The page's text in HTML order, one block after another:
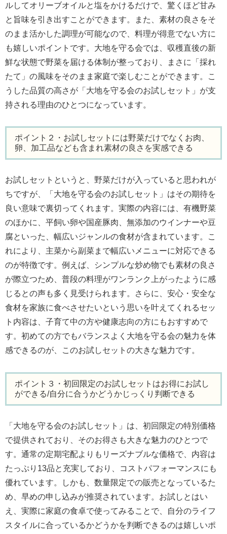
ルしてオリーブオイルと塩をかけるだけで、驚くほど甘み
と旨味を引き出すことができます。また、素材の良さをそ
のまま活かした調理が可能なので、料理が得意でない方に
も嬉しいポイントです。大地を守る会では、収穫直後の新
鮮な状態で野菜を届ける体制が整っており、まさに「採れ
たて」の風味をそのまま家庭で楽しむことができます。こ
うした品質の高さが「大地を守る会のお試しセット」が支
持される理由のひとつになっています。
ポイント２・お試しセットには野菜だけでなくお肉、
卵、加工品なども含まれ素材の良さを実感できる
お試しセットというと、野菜だけが入っていると思われが
ちですが、「大地を守る会のお試しセット」はその期待を
良い意味で裏切ってくれます。実際の内容には、有機野菜
のほかに、平飼い卵や国産豚肉、無添加のウインナーや豆
腐といった、幅広いジャンルの食材が含まれています。こ
れにより、主菜から副菜まで幅広いメニューに対応できる
のが特徴です。例えば、シンプルな炒め物でも素材の良さ
が際立つため、普段の料理がワンランク上がったように感
じるとの声も多く見受けられます。さらに、安心・安全な
食材を家族に食べさせたいという思いを叶えてくれるセッ
ト内容は、子育て中の方や健康志向の方にもおすすめで
す。初めての方でもバランスよく大地を守る会の魅力を体
感できるのが、このお試しセットの大きな魅力です。
ポイント３・初回限定のお試しセットはお得にお試し
ができる/自分に合うかどうかじっくり判断できる
「大地を守る会のお試しセット」は、初回限定の特別価格
で提供されており、そのお得さも大きな魅力のひとつで
す。通常の定期宅配よりもリーズナブルな価格で、内容は
たっぷり13品と充実しており、コストパフォーマンスにも
優れています。しかも、数量限定での販売となっているた
め、早めの申し込みが推奨されています。お試しとはい
え、実際に家庭の食卓で使ってみることで、自分のライフ
スタイルに合っているかどうかを判断できるのは嬉しいポ